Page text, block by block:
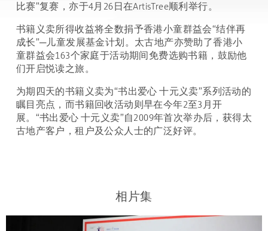
比赛”复赛，亦于4月26日在ArtisTree顺利举行。
书籍义卖所得收益将全数捐予香港小童群益会“结伴再
成长”─儿童发展基金计划。太古地产亦赞助了香港小
童群益会163个家庭于活动期间免费选购书籍，鼓励他
们开启悦读之旅。
为期四天的书籍义卖为“书出爱心 十元义卖”系列活动的
瞩目亮点，而书籍回收活动则早在今年2至3月开
展。“书出爱心 十元义卖”自2009年首次举办后，获得太
古地产客户，租户及公众人士的广泛好评。
相片集